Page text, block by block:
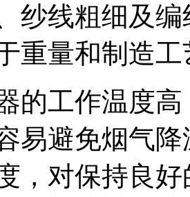
纱线粗细及
重量和制造工
的工作温度
易避免烟气
，对保持良